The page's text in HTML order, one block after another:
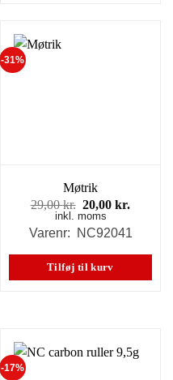
-31%
Møtrik
29,00kr. Den
oprindelige
pris
29,00 kr..
20,00kr.
pris
20,00
inkl. moms
Varenr: NC92041
Tilføj til kurv
-17%